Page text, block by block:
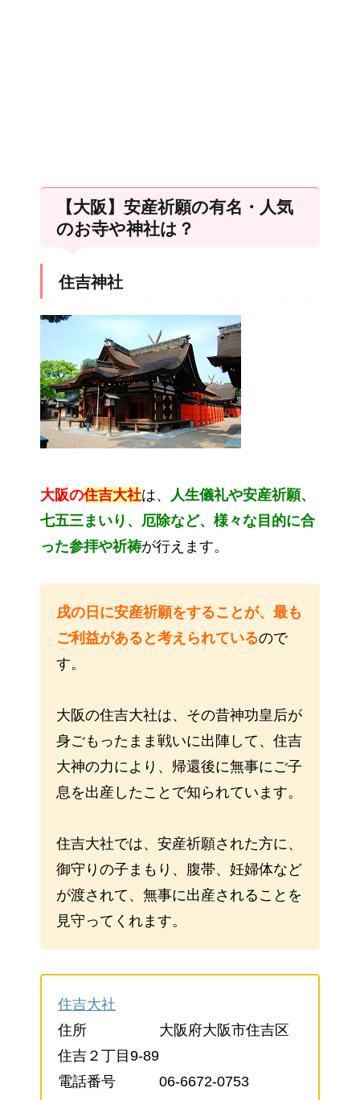
【大阪】安産祈願の有名・人気
のお寺や神社は？
住吉神社
大阪の住吉大社は、 人生儀礼や安産祈願、
七五三まいり、厄除など、様々な目的に合
った参拝や祈祷が行えます。
戌の日に安産祈願をすることが、最も
ご利益があると考えられているので
す。
大阪の住吉大社は、その昔神功皇后が
身ごもったまま戦いに出陣して、住吉
大神の力により、帰還後に無事にご子
息を出産したことで知られています。
住吉大社では、安産祈願された方に、
御守りの子まもり、腹帯、妊婦体など
が渡されて、無事に出産されることを
見守ってくれます。
住吉大社
住所 大阪府大阪市住吉区
住吉２丁目9-89
電話番号 06-6672-0753